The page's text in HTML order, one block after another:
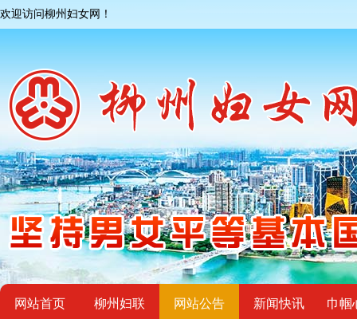
欢迎访问柳州妇女网！
网站首页 柳州妇联 网站公告 新闻快讯 巾帼